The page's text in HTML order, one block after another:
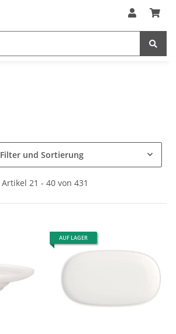
Filter und Sortierung
Artikel 21 - 40 von 431
AUF LAGER